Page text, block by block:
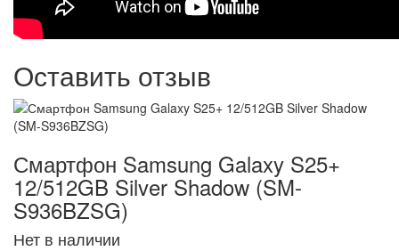
Оставить отзыв
Смартфон Samsung Galaxy S25+
12/512GB Silver Shadow (SM-
S936BZSG)
Нет в наличии